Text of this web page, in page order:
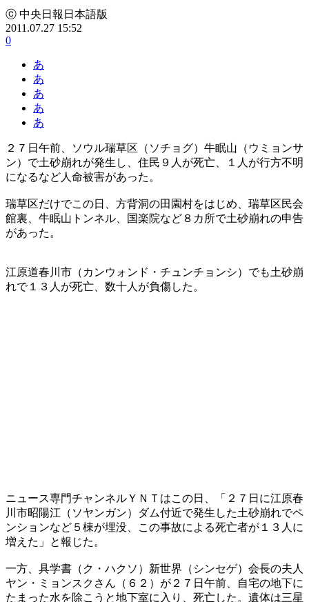
ⓒ 中央日報日本語版
2011.07.27 15:52
0
あ
あ
あ
あ
あ
２７日午前、ソウル瑞草区（ソチョグ）牛眠山（ウミョンサ
ン）で土砂崩れが発生し、住民９人が死亡、１人が行方不明
になるなど人命被害があった。
瑞草区だけでこの日、方背洞の田園村をはじめ、瑞草区民会
館裏、牛眠山トンネル、国楽院など８カ所で土砂崩れの申告
があった。
江原道春川市（カンウォンド・チュンチョンシ）でも土砂崩
れで１３人が死亡、数十人が負傷した。
ニュース専門チャンネルＹＮＴはこの日、「２７日に江原春
川市昭陽江（ソヤンガン）ダム付近で発生した土砂崩れでペ
ンションなど５棟が埋没、この事故による死亡者が１３人に
増えた」と報じた。
一方、具学書（ク・ハクソ）新世界（シンセゲ）会長の夫人
ヤン・ミョンスクさん（６２）が２７日午前、自宅の地下に
たまった水を除こうと地下室に入り、死亡した。遺体は三星